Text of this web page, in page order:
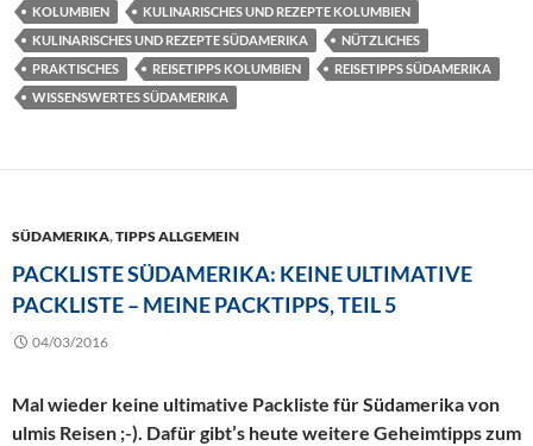
KOLUMBIEN
KULINARISCHES UND REZEPTE KOLUMBIEN
KULINARISCHES UND REZEPTE SÜDAMERIKA
NÜTZLICHES
PRAKTISCHES
REISETIPPS KOLUMBIEN
REISETIPPS SÜDAMERIKA
WISSENSWERTES SÜDAMERIKA
SÜDAMERIKA,TIPPS ALLGEMEIN
PACKLISTE SÜDAMERIKA: KEINE ULTIMATIVE
PACKLISTE – MEINE PACKTIPPS, TEIL 5
04/03/2016
Mal wieder keine ultimative Packliste für Südamerika von
ulmis Reisen ;-). Dafür gibt’s heute weitere Geheimtipps zum